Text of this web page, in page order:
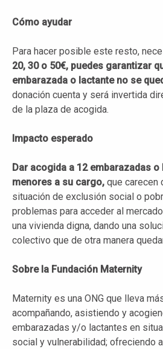
Cómo ayudar
Para hacer posible este resto,
20, 30 o 50€, puedes garantizar
embarazada o lactante no se
donación cuenta y será invertida
de la plaza de acogida.
Impacto esperado
Dar acogida a 12 embarazadas
menores a su cargo, que carecen
situación de exclusión social o
problemas para acceder al
una vivienda digna, dando una
colectivo que de otra manera
Sobre la Fundación Maternity
Maternity es una ONG que lleva
acompañando, asistiendo y
embarazadas y/o lactantes en
social y vulnerabilidad; ofreciendo